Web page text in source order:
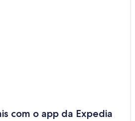
com o app da Expedia